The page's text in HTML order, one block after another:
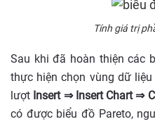
Tính giá trị
Sau khi đã hoàn thiện các
thực hiện chọn vùng dữ
lượt Insert ⇒ Insert Chart ⇒
có được biểu đồ Pareto,